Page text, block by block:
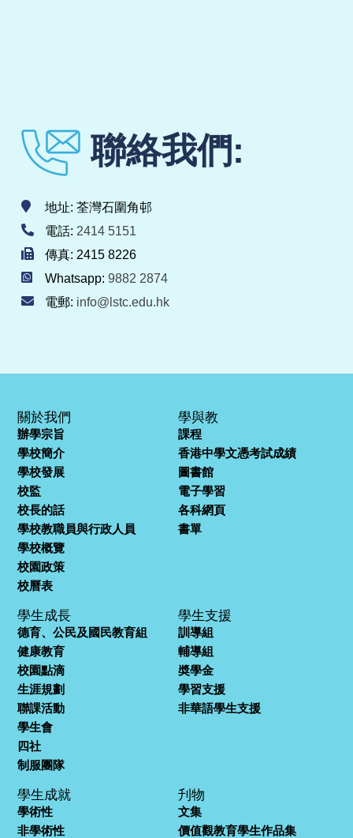
聯絡我們:
地址: 荃灣石圍角邨
電話: 2414 5151
傳真: 2415 8226
Whatsapp: 9882 2874
電郵: info@lstc.edu.hk
關於我們
辦學宗旨
學校簡介
學校發展
校監
校長的話
學校教職員與行政人員
學校概覽
校園政策
校曆表
學與教
課程
香港中學文憑考試成績
圖書館
電子學習
各科網頁
書單
學生成長
德育、公民及國民教育組
健康教育
校園點滴
生涯規劃
聯課活動
學生會
四社
制服團隊
學生支援
訓導組
輔導組
奬學金
學習支援
非華語學生支援
學生成就
學術性
非學術性
刋物
文集
價值觀教育學生作品集